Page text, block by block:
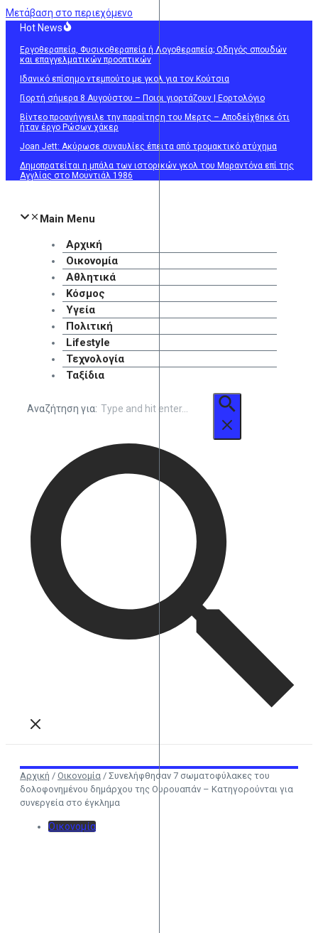
Μετάβαση στο περιεχόμενο
Hot News
Εργοθεραπεία, Φυσικοθεραπεία ή Λογοθεραπεία; Οδηγός σπουδών
και επαγγελματικών προοπτικών
Ιδανικό επίσημο ντεμπούτο με γκολ για τον Κούτσια
Γιορτή σήμερα 8 Αυγούστου – Ποιοι γιορτάζουν | Εορτολόγιο
Βίντεο προανήγγειλε την παραίτηση του Μερτς – Αποδείχθηκε ότι
ήταν έργο Ρώσων χάκερ
Joan Jett: Ακύρωσε συναυλίες έπειτα από τρομακτικό ατύχημα
Δημοπρατείται η μπάλα των ιστορικών γκολ του Μαραντόνα επί της
Αγγλίας στο Μουντιάλ 1986
Main Menu
Αρχική
Οικονομία
Αθλητικά
Κόσμος
Υγεία
Πολιτική
Lifestyle
Τεχνολογία
Ταξίδια
Αναζήτηση για:
Αρχική / Οικονομία / Συνελήφθησαν 7 σωματοφύλακες του
δολοφονημένου δημάρχου της Ουρουαπάν – Κατηγορούνται για
συνεργεία στο έγκλημα
Οικονομία